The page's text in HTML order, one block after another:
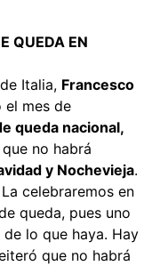
QUEDA EN
Italia, Francesco
el mes de
queda nacional,
no habrá
y Nochevieja.
celebraremos en
queda, pues uno
lo que haya. Hay
que no habrá